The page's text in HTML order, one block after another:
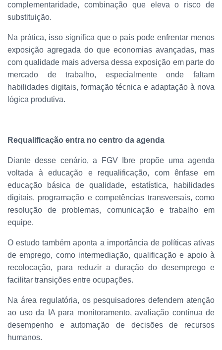
complementaridade, combinação que eleva o risco de
substituição.
Na prática, isso significa que o país pode enfrentar menos
exposição agregada do que economias avançadas, mas
com qualidade mais adversa dessa exposição em parte do
mercado de trabalho, especialmente onde faltam
habilidades digitais, formação técnica e adaptação à nova
lógica produtiva.
Requalificação entra no centro da agenda
Diante desse cenário, a FGV Ibre propõe uma agenda
voltada à educação e requalificação, com ênfase em
educação básica de qualidade, estatística, habilidades
digitais, programação e competências transversais, como
resolução de problemas, comunicação e trabalho em
equipe.
O estudo também aponta a importância de políticas ativas
de emprego, como intermediação, qualificação e apoio à
recolocação, para reduzir a duração do desemprego e
facilitar transições entre ocupações.
Na área regulatória, os pesquisadores defendem atenção
ao uso da IA para monitoramento, avaliação contínua de
desempenho e automação de decisões de recursos
humanos.